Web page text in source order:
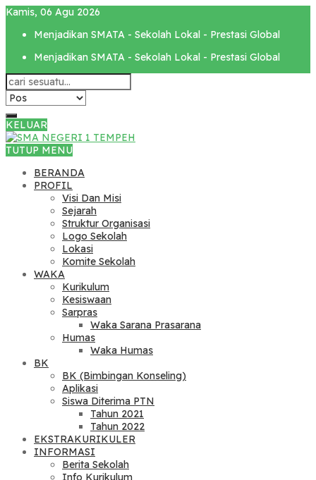
Kamis, 06 Agu 2026
Menjadikan SMATA - Sekolah Lokal - Prestasi Global
Menjadikan SMATA - Sekolah Lokal - Prestasi Global
KELUAR
TUTUP MENU
BERANDA
PROFIL
Visi Dan Misi
Sejarah
Struktur Organisasi
Logo Sekolah
Lokasi
Komite Sekolah
WAKA
Kurikulum
Kesiswaan
Sarpras
Waka Sarana Prasarana
Humas
Waka Humas
BK
BK (Bimbingan Konseling)
Aplikasi
Siswa Diterima PTN
Tahun 2021
Tahun 2022
EKSTRAKURIKULER
INFORMASI
Berita Sekolah
Info Kurikulum